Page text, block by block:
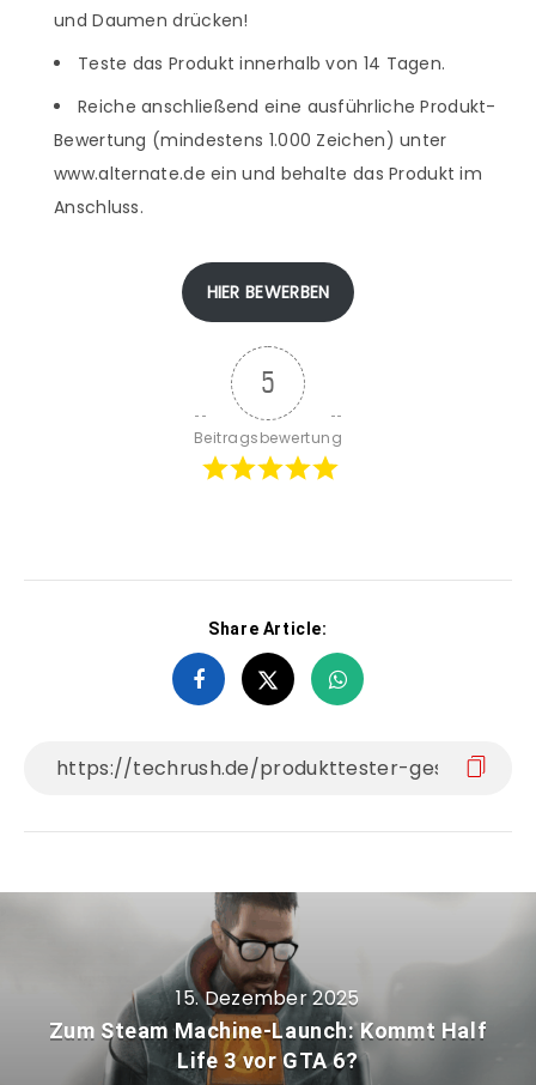
und Daumen drücken!
Teste das Produkt innerhalb von 14 Tagen.
Reiche anschließend eine ausführliche Produkt-
Bewertung (mindestens 1.000 Zeichen) unter
www.alternate.de ein und behalte das Produkt im
Anschluss.
HIER BEWERBEN
5
Beitragsbewertung
Share Article:
15. Dezember 2025
Zum Steam Machine-Launch: Kommt Half
Life 3 vor GTA 6?